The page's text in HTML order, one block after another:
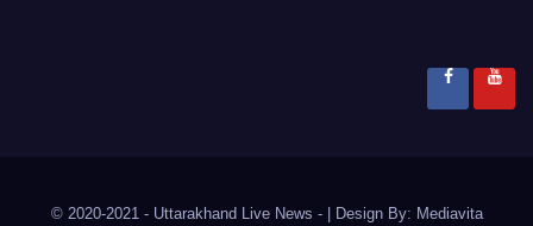
© 2020-2021 - Uttarakhand Live News - | Design By: Mediavita